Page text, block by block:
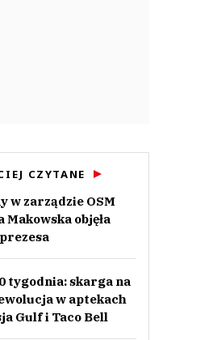
CZYTANE
w zarządzie OSM
Makowska objęła
tygodnia: skarga na
w aptekach
Gulf i Taco Bell